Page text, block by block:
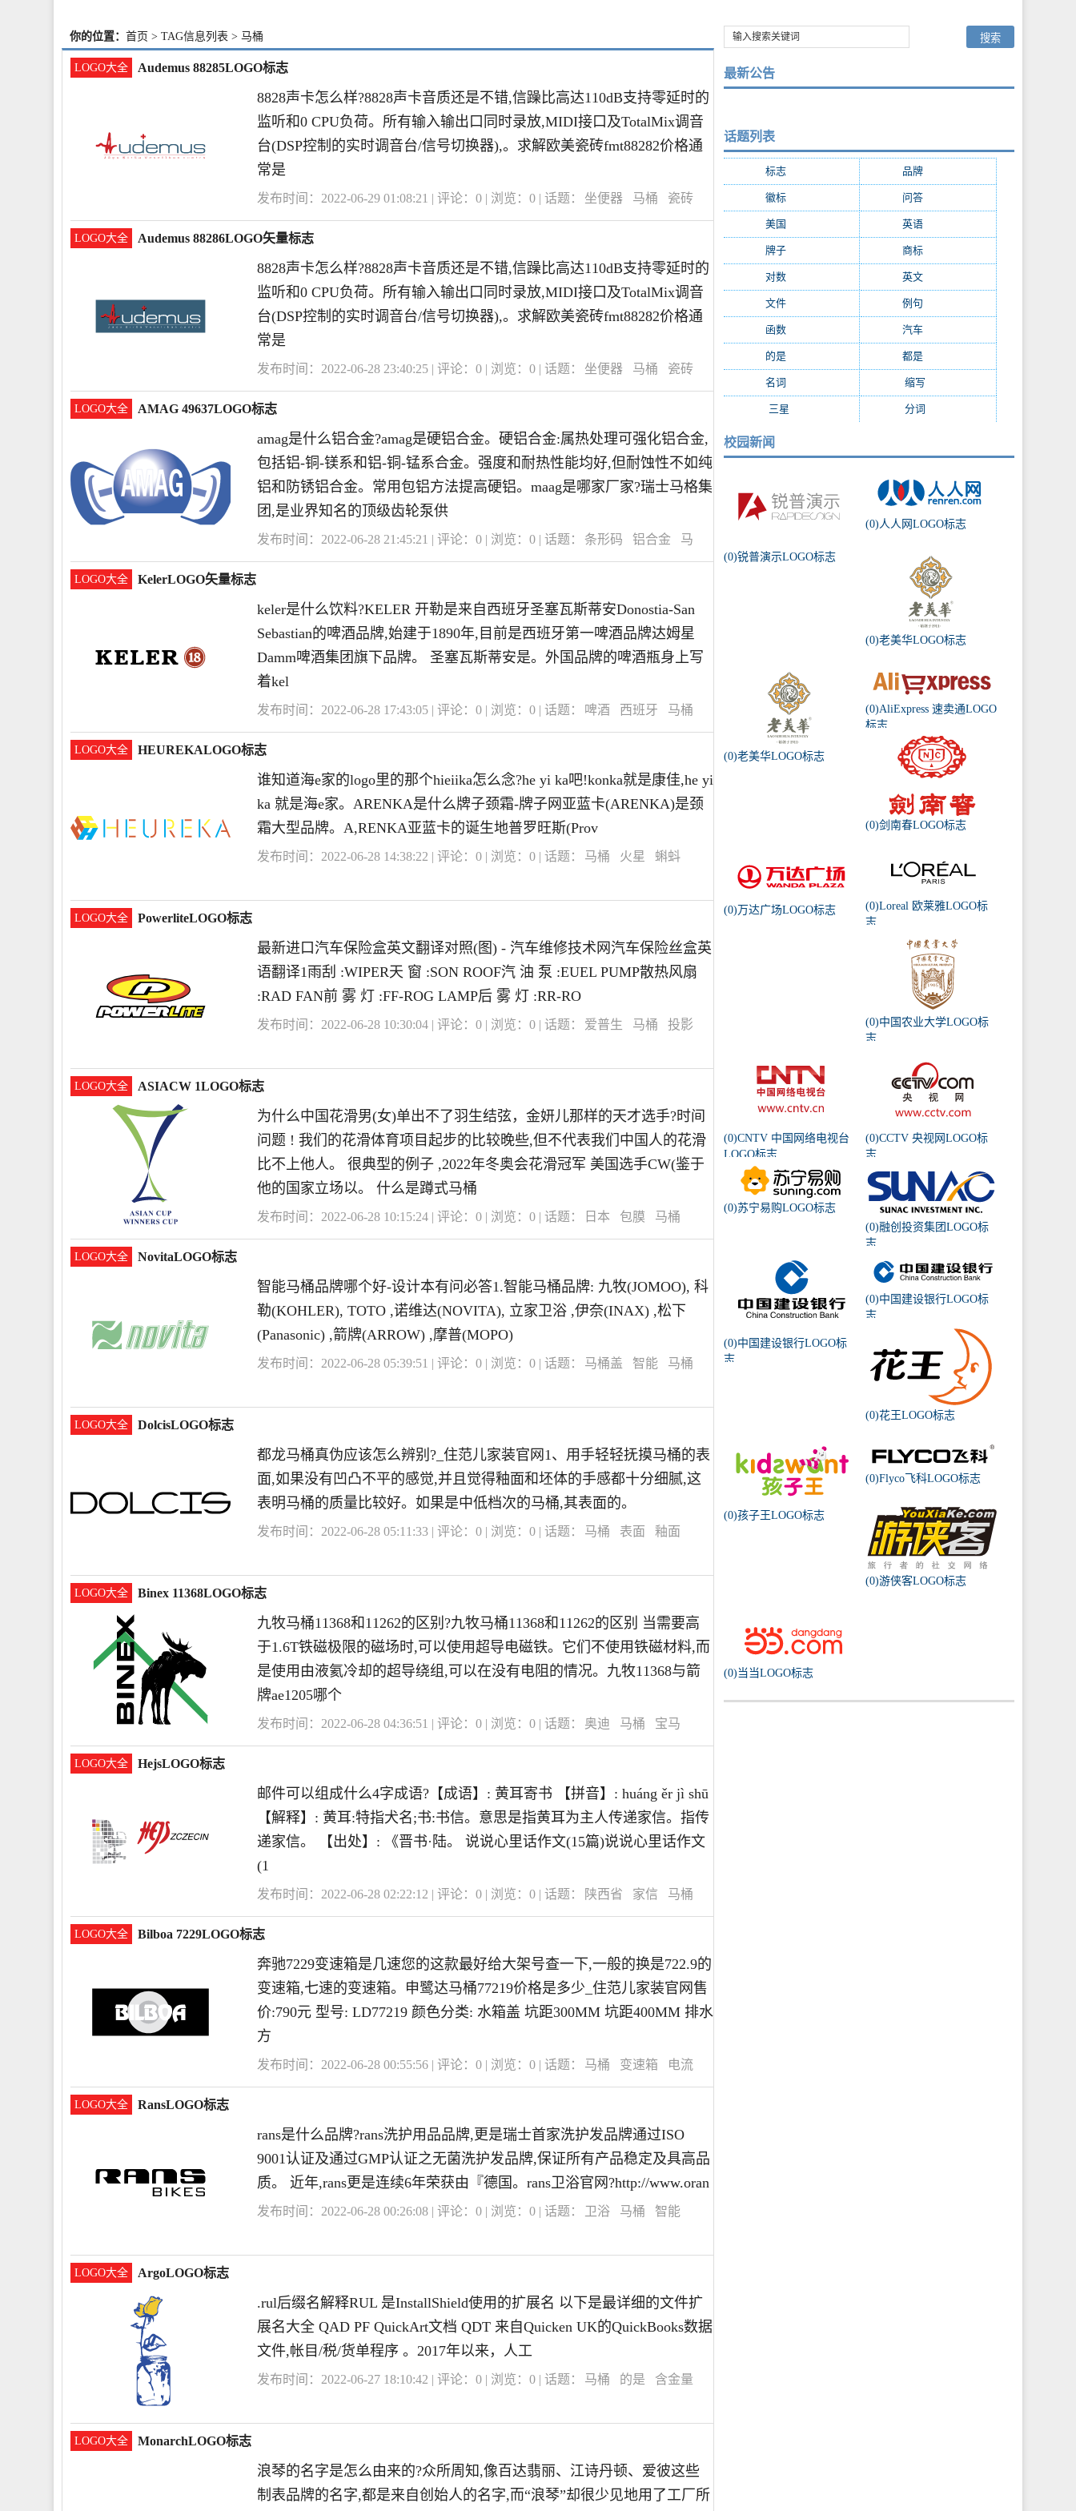
你的位置： 首页 > TAG信息列表 > 马桶
LOGO大全 Audemus 88285LOGO标志
8828声卡怎么样?8828声卡音质还是不错,信躁比高达110dB支持零延时的
监听和0 CPU负荷。所有输入输出口同时录放,MIDI接口及TotalMix调音
台(DSP控制的实时调音台/信号切换器),。求解欧美瓷砖fmt88282价格通
常是
发布时间：2022-06-29 01:08:21 | 评论：0 | 浏览：0 | 话题： 坐便器 马桶 瓷砖
LOGO大全 Audemus 88286LOGO矢量标志
8828声卡怎么样?8828声卡音质还是不错,信躁比高达110dB支持零延时的
监听和0 CPU负荷。所有输入输出口同时录放,MIDI接口及TotalMix调音
台(DSP控制的实时调音台/信号切换器),。求解欧美瓷砖fmt88282价格通
常是
发布时间：2022-06-28 23:40:25 | 评论：0 | 浏览：0 | 话题： 坐便器 马桶 瓷砖
LOGO大全 AMAG 49637LOGO标志
amag是什么铝合金?amag是硬铝合金。硬铝合金:属热处理可强化铝合金,
包括铝-铜-镁系和铝-铜-锰系合金。强度和耐热性能均好,但耐蚀性不如纯
铝和防锈铝合金。常用包铝方法提高硬铝。maag是哪家厂家?瑞士马格集
团,是业界知名的顶级齿轮泵供
发布时间：2022-06-28 21:45:21 | 评论：0 | 浏览：0 | 话题： 条形码 铝合金
马
桶
LOGO大全 KelerLOGO矢量标志
keler是什么饮料?KELER 开勒是来自西班牙圣塞瓦斯蒂安Donostia-San
Sebastian的啤酒品牌,始建于1890年,目前是西班牙第一啤酒品牌达姆星
Damm啤酒集团旗下品牌。 圣塞瓦斯蒂安是。外国品牌的啤酒瓶身上写
着kel
发布时间：2022-06-28 17:43:05 | 评论：0 | 浏览：0 | 话题： 啤酒 西班牙 马桶
LOGO大全 HEUREKALOGO标志
谁知道海e家的logo里的那个hieiika怎么念?he yi ka吧!konka就是康佳,he yi
ka 就是海e家。ARENKA是什么牌子颈霜-牌子网亚蓝卡(ARENKA)是颈
霜大型品牌。A,RENKA亚蓝卡的诞生地普罗旺斯(Prov
发布时间：2022-06-28 14:38:22 | 评论：0 | 浏览：0 | 话题： 马桶 火星 蝌蚪
LOGO大全 PowerliteLOGO标志
最新进口汽车保险盒英文翻译对照(图) - 汽车维修技术网汽车保险丝盒英
语翻译1雨刮 :WIPER天 窗 :SON ROOF汽 油 泵 :EUEL PUMP散热风扇
:RAD FAN前 雾 灯 :FF-ROG LAMP后 雾 灯 :RR-RO
发布时间：2022-06-28 10:30:04 | 评论：0 | 浏览：0 | 话题： 爱普生 马桶
投影
LOGO大全 ASIACW 1LOGO标志
为什么中国花滑男(女)单出不了羽生结弦，金妍儿那样的天才选手?时间
问题 ! 我们的花滑体育项目起步的比较晚些,但不代表我们中国人的花滑
比不上他人。 很典型的例子 ,2022年冬奥会花滑冠军 美国选手CW(鉴于
他的国家立场以。 什么是蹲式马桶
发布时间：2022-06-28 10:15:24 | 评论：0 | 浏览：0 | 话题： 日本 包膜 马桶
LOGO大全 NovitaLOGO标志
智能马桶品牌哪个好-设计本有问必答1.智能马桶品牌: 九牧(JOMOO), 科
勒(KOHLER), TOTO ,诺维达(NOVITA), 立家卫浴 ,伊奈(INAX) ,松下
(Panasonic) ,箭牌(ARROW) ,摩普(MOPO)
发布时间：2022-06-28 05:39:51 | 评论：0 | 浏览：0 | 话题： 马桶盖 智能 马桶
LOGO大全 DolcisLOGO标志
都龙马桶真伪应该怎么辨别?_住范儿家装官网1、用手轻轻抚摸马桶的表
面,如果没有凹凸不平的感觉,并且觉得釉面和坯体的手感都十分细腻,这
表明马桶的质量比较好。如果是中低档次的马桶,其表面的。
发布时间：2022-06-28 05:11:33 | 评论：0 | 浏览：0 | 话题： 马桶 表面 釉面
LOGO大全 Binex 11368LOGO标志
九牧马桶11368和11262的区别?九牧马桶11368和11262的区别 当需要高
于1.6T铁磁极限的磁场时,可以使用超导电磁铁。它们不使用铁磁材料,而
是使用由液氦冷却的超导绕组,可以在没有电阻的情况。九牧11368与箭
牌ae1205哪个
发布时间：2022-06-28 04:36:51 | 评论：0 | 浏览：0 | 话题： 奥迪 马桶 宝马
LOGO大全 HejsLOGO标志
邮件可以组成什么4字成语?【成语】: 黄耳寄书 【拼音】: huáng ěr jì shū
【解释】: 黄耳:特指犬名;书:书信。意思是指黄耳为主人传递家信。指传
递家信。 【出处】: 《晋书·陆。 说说心里话作文(15篇)说说心里话作文
(1
发布时间：2022-06-28 02:22:12 | 评论：0 | 浏览：0 | 话题： 陕西省 家信 马桶
LOGO大全 Bilboa 7229LOGO标志
奔驰7229变速箱是几速您的这款最好给大架号查一下,一般的换是722.9的
变速箱,七速的变速箱。申鹭达马桶77219价格是多少_住范儿家装官网售
价:790元 型号: LD77219 颜色分类: 水箱盖 坑距300MM 坑距400MM 排水
方
发布时间：2022-06-28 00:55:56 | 评论：0 | 浏览：0 | 话题： 马桶 变速箱 电流
LOGO大全 RansLOGO标志
rans是什么品牌?rans洗护用品品牌,更是瑞士首家洗护发品牌通过ISO
9001认证及通过GMP认证之无菌洗护发品牌,保证所有产品稳定及具高品
质。 近年,rans更是连续6年荣获由『德国。rans卫浴官网?http://www.oran
发布时间：2022-06-28 00:26:08 | 评论：0 | 浏览：0 | 话题： 卫浴 马桶 智能
LOGO大全 ArgoLOGO标志
.rul后缀名解释RUL 是InstallShield使用的扩展名 以下是最详细的文件扩
展名大全 QAD PF QuickArt文档 QDT 来自Quicken UK的QuickBooks数据
文件,帐目/税/货单程序 。2017年以来，人工
发布时间：2022-06-27 18:10:42 | 评论：0 | 浏览：0 | 话题： 马桶 的是 含金量
LOGO大全 MonarchLOGO标志
浪琴的名字是怎么由来的?众所周知,像百达翡丽、江诗丹顿、爱彼这些
制表品牌的名字,都是来自创始人的名字,而“浪琴”却很少见地用了工厂所
最新公告
话题列表
标志 品牌(7684)
徽标 问答(4756)
美国 英语(2362)
牌子 商标(2139)
对数 英文(2103)
文件 例句
函数 汽车(1162)
的是 都是(1077)
名词 缩写
三星 分词
校园新闻
(0)锐普演示LOGO标志
(0)人人网LOGO标志
(0)老美华LOGO标志
(0)老美华LOGO标志
(0)AliExpress 速卖通LOGO
标志
(0)剑南春LOGO标志
(0)万达广场LOGO标志
(0)Loreal 欧莱雅LOGO标
志
(0)中国农业大学LOGO标
志
(0)CNTV 中国网络电视台
LOGO标志
(0)CCTV 央视网LOGO标
志
(0)苏宁易购LOGO标志
(0)融创投资集团LOGO标
志
(0)中国建设银行LOGO标
志
(0)中国建设银行LOGO标
志
(0)花王LOGO标志
(0)孩子王LOGO标志
(0)Flyco飞科LOGO标志
(0)游侠客LOGO标志
(0)当当LOGO标志